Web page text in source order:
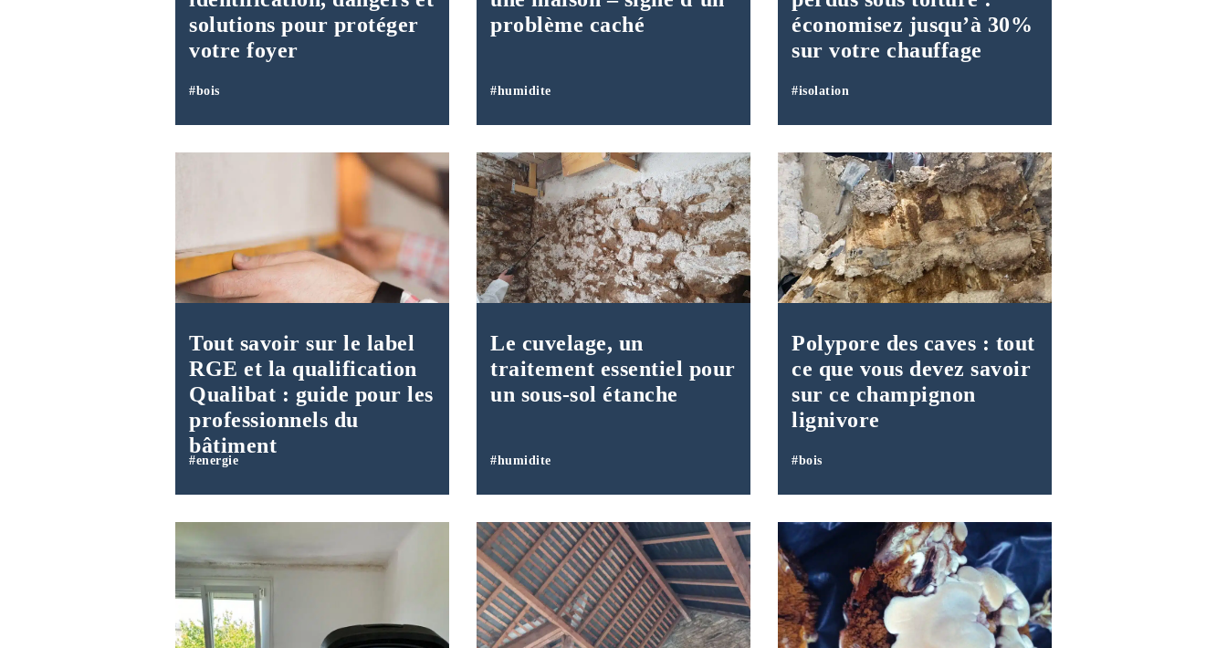
solutions pour protéger
votre foyer
#bois
problème caché
#humidite
économisez jusqu’à 30%
sur votre chauffage
#isolation
Tout savoir sur le label
RGE et la qualification
Qualibat : guide pour les
professionnels du
bâtiment
#energie
Le cuvelage, un
traitement essentiel pour
un sous-sol étanche
#humidite
Polypore des caves : tout
ce que vous devez savoir
sur ce champignon
lignivore
#bois